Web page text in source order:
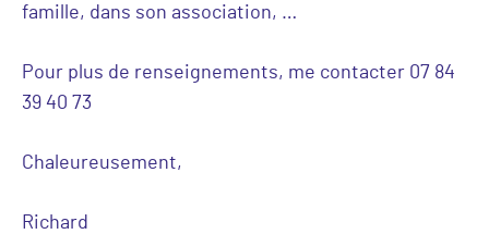
famille, dans son association, …
Pour plus de renseignements, me contacter 07 84
39 40 73
Chaleureusement,
Richard